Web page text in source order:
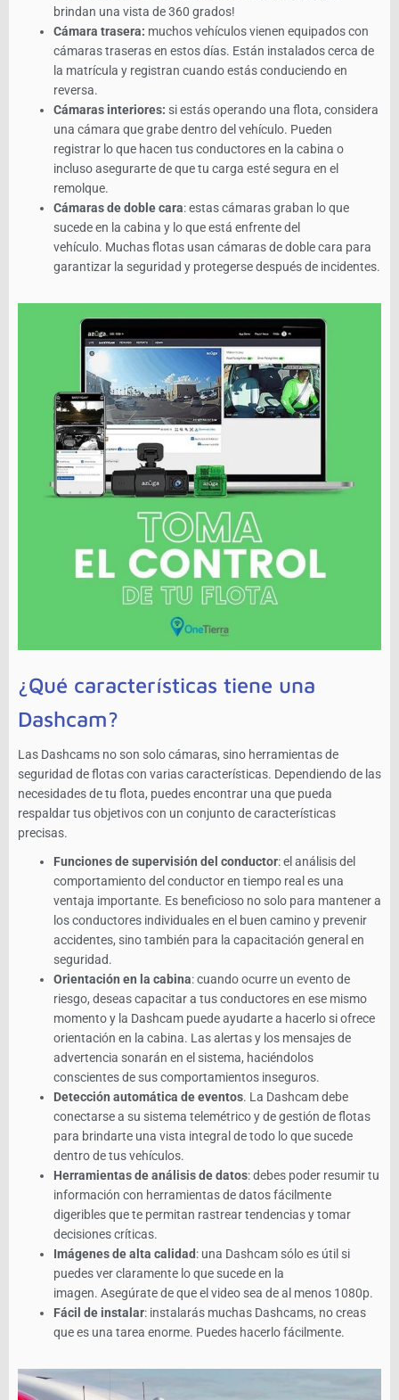
brindan una vista de 360 ​​grados!
Cámara trasera: muchos vehículos vienen equipados con
cámaras traseras en estos días. Están instalados cerca de
la matrícula y registran cuando estás conduciendo en
reversa.
Cámaras interiores: si estás operando una flota, considera
una cámara que grabe dentro del vehículo. Pueden
registrar lo que hacen tus conductores en la cabina o
incluso asegurarte de que tu carga esté segura en el
remolque.
Cámaras de doble cara: estas cámaras graban lo que
sucede en la cabina y lo que está enfrente del
vehículo. Muchas flotas usan cámaras de doble cara para
garantizar la seguridad y protegerse después de incidentes.
¿Qué características tiene una
Dashcam?
Las Dashcams no son solo cámaras, sino herramientas de
seguridad de flotas con varias características. Dependiendo de las
necesidades de tu flota, puedes encontrar una que pueda
respaldar tus objetivos con un conjunto de características
precisas.
Funciones de supervisión del conductor: el análisis del
comportamiento del conductor en tiempo real es una
ventaja importante. Es beneficioso no solo para mantener a
los conductores individuales en el buen camino y prevenir
accidentes, sino también para la capacitación general en
seguridad.
Orientación en la cabina: cuando ocurre un evento de
riesgo, deseas capacitar a tus conductores en ese mismo
momento y la Dashcam puede ayudarte a hacerlo si ofrece
orientación en la cabina. Las alertas y los mensajes de
advertencia sonarán en el sistema, haciéndolos
conscientes de sus comportamientos inseguros.
Detección automática de eventos. La Dashcam debe
conectarse a su sistema telemétrico y de gestión de flotas
para brindarte una vista integral de todo lo que sucede
dentro de tus vehículos.
Herramientas de análisis de datos: debes poder resumir tu
información con herramientas de datos fácilmente
digeribles que te permitan rastrear tendencias y tomar
decisiones críticas.
Imágenes de alta calidad : una Dashcam sólo es útil si
puedes ver claramente lo que sucede en la
imagen. Asegúrate de que el video sea de al menos 1080p.
Fácil de instalar: instalarás muchas Dashcams, no creas
que es una tarea enorme. Puedes hacerlo fácilmente.